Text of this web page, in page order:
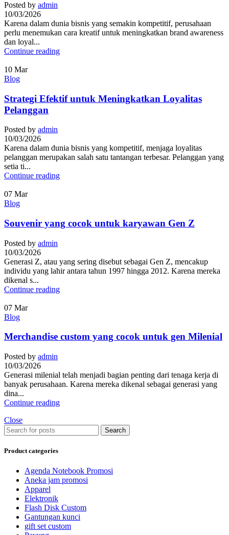
Posted by admin
10/03/2026
Karena dalam dunia bisnis yang semakin kompetitif, perusahaan
perlu menemukan cara kreatif untuk meningkatkan brand awareness
dan loyal...
Continue reading
10 Mar
Blog
Strategi Efektif untuk Meningkatkan Loyalitas
Pelanggan
Posted by admin
10/03/2026
Karena dalam dunia bisnis yang kompetitif, menjaga loyalitas
pelanggan merupakan salah satu tantangan terbesar. Pelanggan yang
setia ti...
Continue reading
07 Mar
Blog
Souvenir yang cocok untuk karyawan Gen Z
Posted by admin
10/03/2026
Generasi Z, atau yang sering disebut sebagai Gen Z, mencakup
individu yang lahir antara tahun 1997 hingga 2012. Karena mereka
dikenal s...
Continue reading
07 Mar
Blog
Merchandise custom yang cocok untuk gen Milenial
Posted by admin
10/03/2026
Generasi milenial telah menjadi bagian penting dari tenaga kerja di
banyak perusahaan. Karena mereka dikenal sebagai generasi yang
dina...
Continue reading
Close
Search
Product categories
Agenda Notebook Promosi
Aneka jam promosi
Apparel
Elektronik
Flash Disk Custom
Gantungan kunci
gift set custom